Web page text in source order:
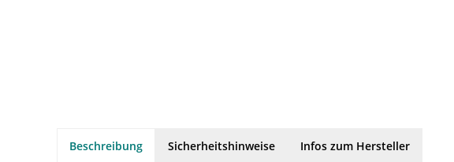
Beschreibung Sicherheitshinweise Infos zum Hersteller